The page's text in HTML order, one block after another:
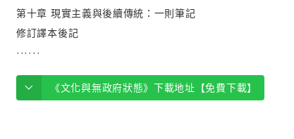
第十章 現實主義與後續傳統：一則筆記
修訂譯本後記
······
《文化與無政府狀態》下載地址【免費下載】